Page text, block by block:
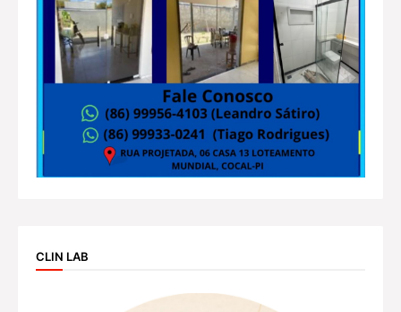
CLIN LAB